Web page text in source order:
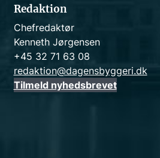
Redaktion
Chefredaktør
Kenneth Jørgensen
+45 32 71 63 08
redaktion@dagensbyggeri.dk
Tilmeld nyhedsbrevet